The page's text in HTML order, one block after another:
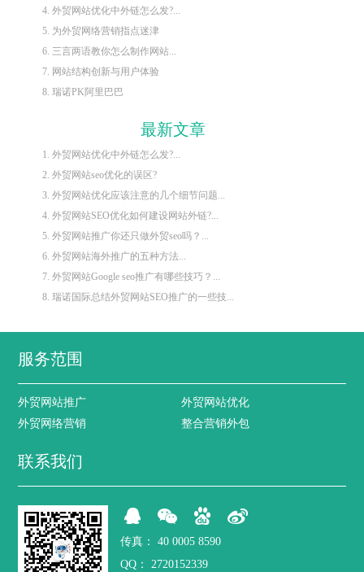
4. 外贸网站优化中外链怎么发?...
5. 为外贸网络营销指点迷津
6. 三言两语教你怎么制作网站...
7. 网站结构创新与用户体验
8. 瑞诺PK阿里巴巴
最新文章
1. 外贸网站优化中外链怎么发?...
2. 外贸网站seo优化的误区?
3. 外贸网站优化应该注意的几个细节问题...
4. 外贸网站SEO优化如何建设网站外链?...
5. 外贸网站推广你还只做外贸seo吗？...
6. 外贸网站海外推广的五种方法...
7. 外贸网站Google seo推广有哪些技巧？...
8. 瑞诺国际总结外贸网站SEO推广的一些技...
服务范围
外贸网站推广
外贸网站优化
外贸网络营销
整合营销外包
联系我们
传真：
40 0005 8590
QQ：
2720152339